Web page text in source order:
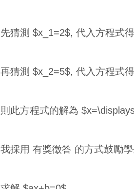
先猜測 $x_1=2$, 代入方程式
再猜測 $x_2=5$, 代入方程式
則此方程式的解為
我採用 有獎徵答 的方式鼓勵